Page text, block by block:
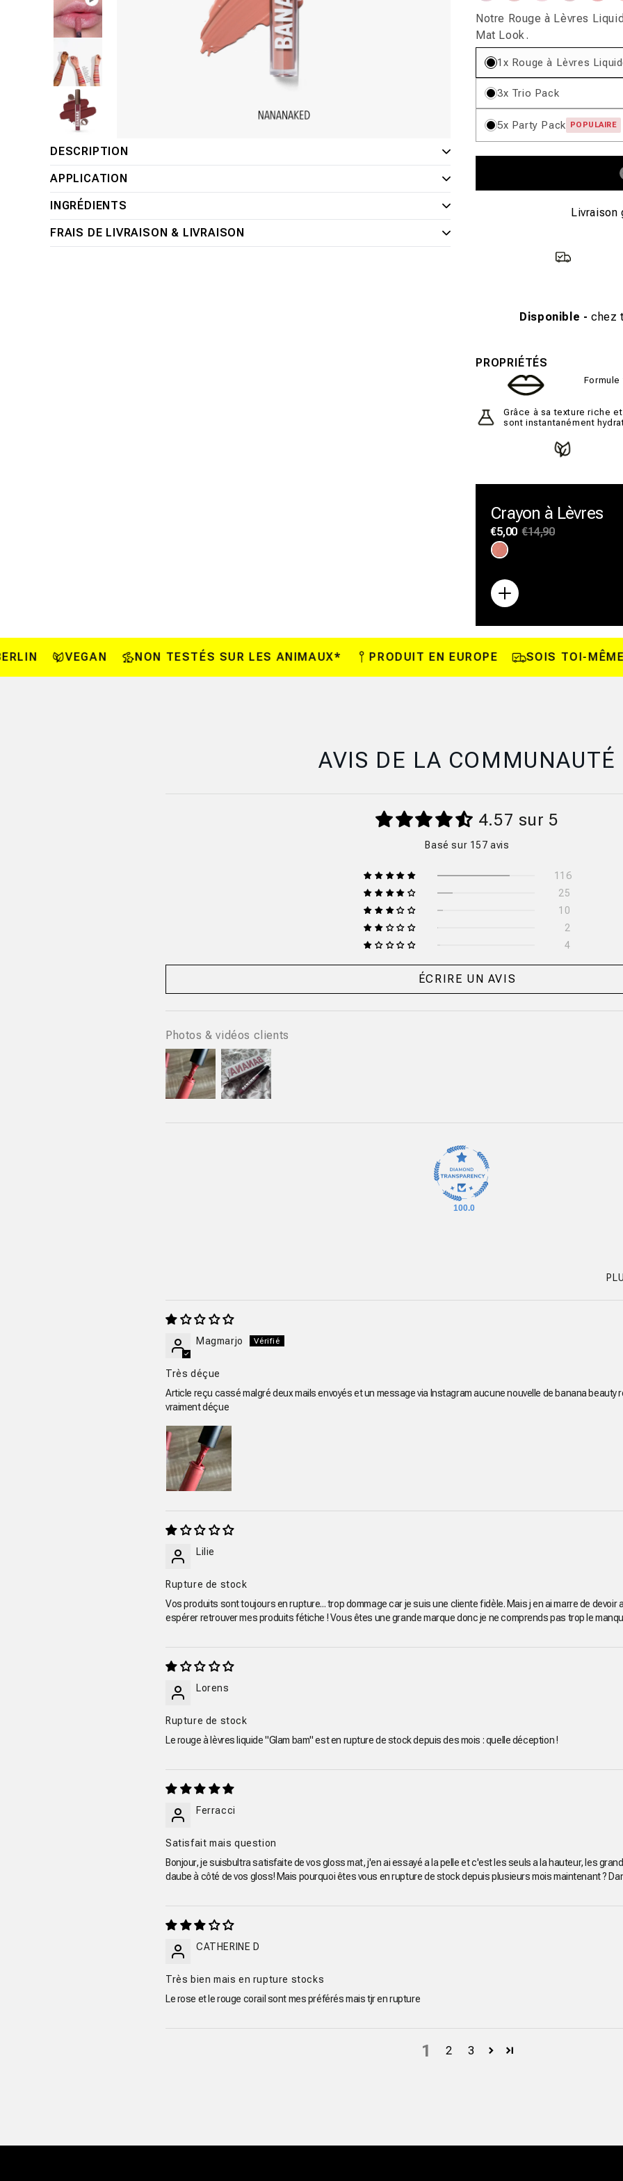
Ouvrir
le
média
1
dans
une
fenêtre
DESCRIPTION
APPLICATION
INGRÉDIENTS
FRAIS DE LIVRAISON & LIVRAISON
ou
indisponible
indisponible
ou
indisponible
indisponible
ou
indisponible
indisponible
ou
ou
Notre Rouge à Lèvres
Mat Look.
1x Rouge à Lèvres
3x Trio Pack
5x Party Pack POPULAIRE
Livraison
Disponible - chez
PROPRIÉTÉS
Grâce à sa texture riche
sont instantanément
Crayon à Lèvres
Prix
habituel
€5,00 Prix
€14,90
Variante
ou
indisponible
ou
indisponible
VEGAN NON TESTÉS SUR LES ANIMAUX* PRODUIT EN EUROPE SOIS TOI-MÊME -
AVIS DE LA COMMUNAUTÉ
4.57 sur 5
Basé sur 157 avis
116
25
10
2
4
ÉCRIRE UN AVIS
Photos & vidéos clients
100.0
Magmarjo
Très déçue
Article reçu cassé malgré deux mails envoyés et un message via Instagram aucune nouvelle de banana beauty
vraiment déçue
Lilie
Rupture de stock
Vos produits sont toujours en rupture... trop dommage car je suis une cliente fidèle. Mais j en ai marre de devoir
espérer retrouver mes produits fétiche ! Vous êtes une grande marque donc je ne comprends pas trop le
Lorens
Rupture de stock
Le rouge à lèvres liquide "Glam bam" est en rupture de stock depuis des mois : quelle déception !
Ferracci
Satisfait mais question
Bonjour, je suisbultra satisfaite de vos gloss mat, j'en ai essayé a la pelle et c'est les seuls a la hauteur, les
daube à côté de vos gloss! Mais pourquoi êtes vous en rupture de stock depuis plusieurs mois maintenant ?
CATHERINE D
Très bien mais en rupture stocks
Le rose et le rouge corail sont mes préférés mais tjr en rupture
1 2 3